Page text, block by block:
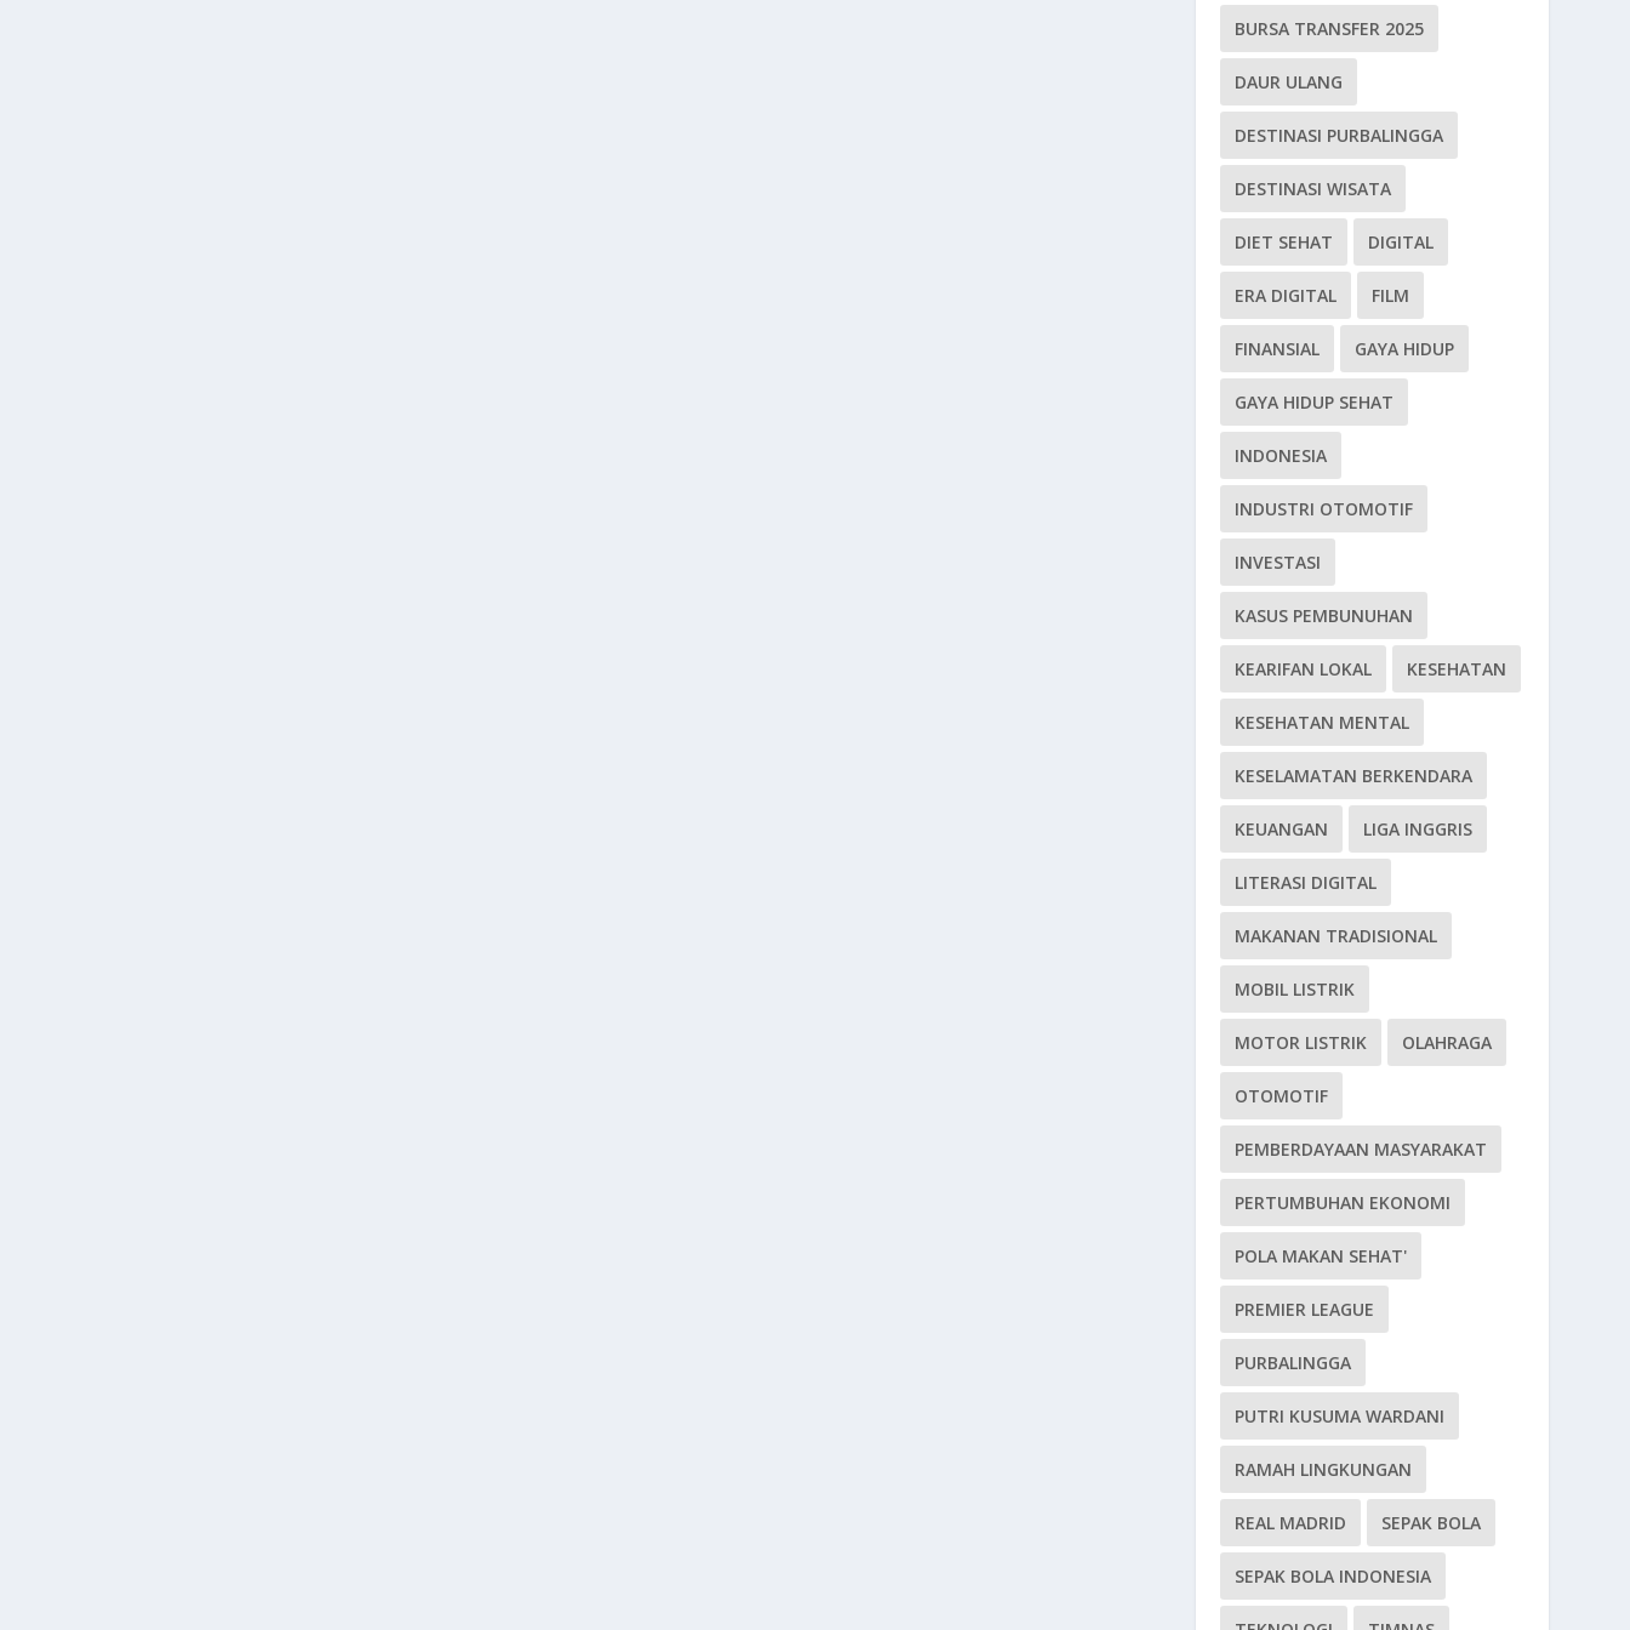
BURSA TRANSFER 2025
DAUR ULANG
DESTINASI PURBALINGGA
DESTINASI WISATA
DIET SEHAT DIGITAL
ERA DIGITAL FILM
FINANSIAL GAYA HIDUP
GAYA HIDUP SEHAT
INDONESIA
INDUSTRI OTOMOTIF
INVESTASI
KASUS PEMBUNUHAN
KEARIFAN LOKAL KESEHATAN
KESEHATAN MENTAL
KESELAMATAN BERKENDARA
KEUANGAN LIGA INGGRIS
LITERASI DIGITAL
MAKANAN TRADISIONAL
MOBIL LISTRIK
MOTOR LISTRIK OLAHRAGA
OTOMOTIF
PEMBERDAYAAN MASYARAKAT
PERTUMBUHAN EKONOMI
POLA MAKAN SEHAT'
PREMIER LEAGUE
PURBALINGGA
PUTRI KUSUMA WARDANI
RAMAH LINGKUNGAN
REAL MADRID SEPAK BOLA
SEPAK BOLA INDONESIA